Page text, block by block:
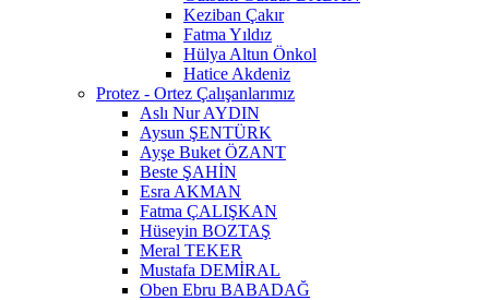
Keziban Çakır
Fatma Yıldız
Hülya Altun Önkol
Hatice Akdeniz
Protez - Ortez Çalışanlarımız
Aslı Nur AYDIN
Aysun ŞENTÜRK
Ayşe Buket ÖZANT
Beste ŞAHİN
Esra AKMAN
Fatma ÇALIŞKAN
Hüseyin BOZTAŞ
Meral TEKER
Mustafa DEMİRAL
Oben Ebru BABADAĞ